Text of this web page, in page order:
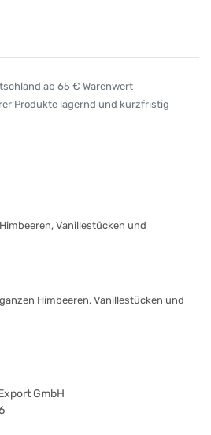
ab 65 € Warenwert
Produkte lagernd und kurzfristig
Vanillestücken und
Himbeeren, Vanillestücken und
GmbH